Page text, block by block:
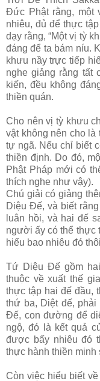
Đức Phật rằng, một
nhiêu, đủ để thực
dạy rằng, “Một vị tỳ
đáng để ta bám níu.
khưu nầy trực tiếp
nghe giảng rằng tất
kiến, đều không
thiền quán.
Cho nên vị tỳ khưu
vật không nên cho
tự ngã. Nếu chỉ biết
thiền định. Do đó,
Phật Pháp mới có
thích nghe như vậy).
Chú giải có giảng
Diệu Đế, và biết
luân hồi, và hai đế
người ấy có thể thực
hiểu bao nhiêu đó
Tứ Diệu Đế gồm
thuộc về xuất thế
thực tập hai đế đầu,
thứ ba, Diệt đế,
Đế, con đường để
ngộ, đó là kết quả
được bấy nhiêu đó
thực hành thiền minh
Còn việc hiểu biết